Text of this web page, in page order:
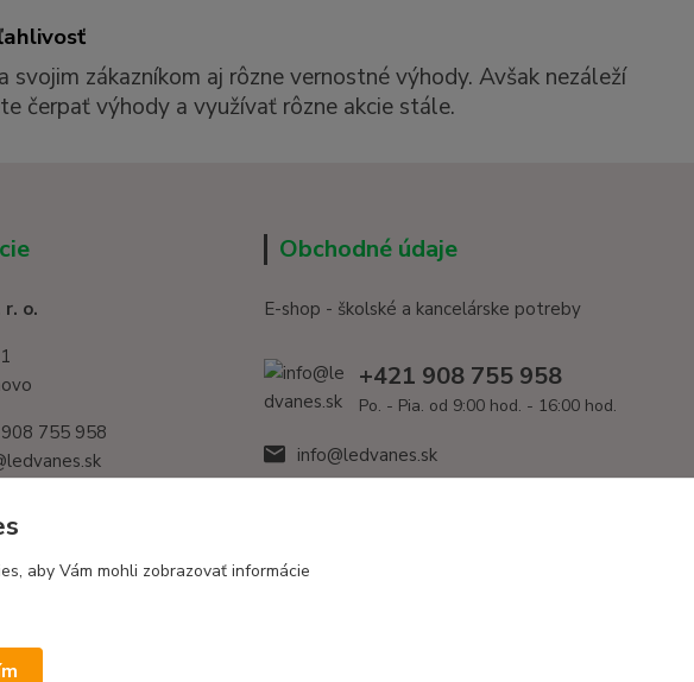
zákazníkom aj rôzne vernostné výhody. Avšak nezáleží
čerpať výhody a využívať rôzne akcie stále.
r. o.
755 958
Obchodné údaje
E-shop - školské a kancelárske potreby
+421 908 755 958
Po. - Pia. od 9:00 hod. - 16:00 hod.
info@ledvanes.sk
aby Vám mohli zobrazovať informácie